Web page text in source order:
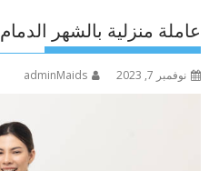
عاملة منزلية بالشهر الدمام 0596959353
نوفمبر 7, 2023 adminMaids